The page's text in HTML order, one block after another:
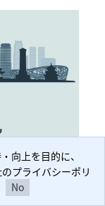
向上を目的に、
プライバシーポリ
No
向上を目的に、
プライバシーポリ
No